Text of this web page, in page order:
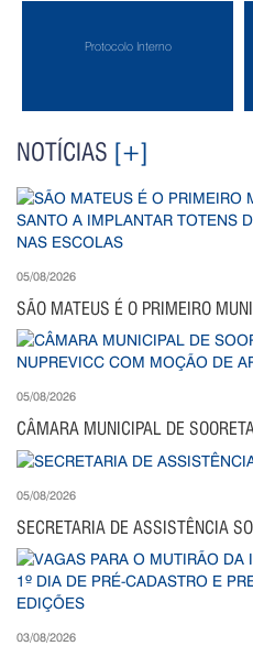
Protocolo Interno
NOTÍCIAS [+]
05/08/2026
SÃO MATEUS É O PRIMEIRO
05/08/2026
CÂMARA MUNICIPAL DE
05/08/2026
SECRETARIA DE ASSISTÊNCIA
03/08/2026